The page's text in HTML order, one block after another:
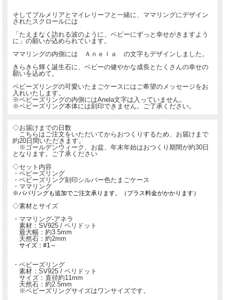
そしてプルメリアとマイレリーフと一緒に、ママリングにデザイン
されたスクロールには
「たえまなく訪れる波のように、ベビーにずっと幸せがきますよう
に」の願いが込められています。
ママリングの内側には Ａｎｅｌａ の文字もデザインしました。
きらきら輝く誕生石に、ベビーの健やかな成長とたくさんの幸せの
願いを込めて。
ベビーズリングの可愛いたまごケースにはご希望のメッセージをお
入れいたします。
※ベビーズリングの内側にはAnela文字は入っていません。
※ベビーズリング本体には刻印できません。ご了承ください。
◇お届けまでの日数
こちらはご注文をいただいてからおつくりするため、お届けまで
約20日間いただきます。
※ゴールデンウィーク、お盆、年末年始はおつくり期間が約30日
となります。ご了承ください
◇セット内容
・ベビーズリング
・ベビーズリング刻印シルバー色たまごケース
・ママリング
※パパリングも追加でご注文承ります。（プラス料金がかかります）
◇素材とサイズ
・ママリング-アネラ
素材：SV925 / ペリドット
最大幅：約3.5mm
天然石：約2mm
サイズ：#1～
・ベビーズリング
素材：SV925 / ペリドット
サイズ：直径約11mm
天然石：約2.5mm
※ベビーズリングサイズはワンサイズです。